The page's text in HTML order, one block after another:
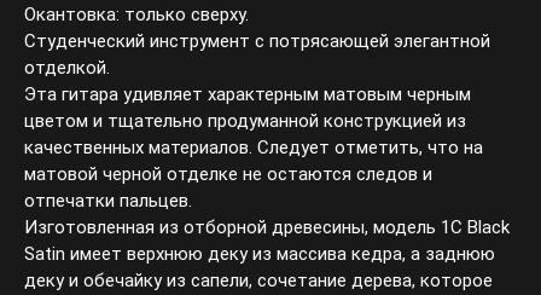
Окантовка: только сверху.
Студенческий инструмент с потрясающей элегантной
отделкой.
Эта гитара удивляет характерным матовым черным
цветом и тщательно продуманной конструкцией из
качественных материалов. Следует отметить, что на
матовой черной отделке не остаются следов и
отпечатки пальцев.
Изготовленная из отборной древесины, модель 1C Black
Satin имеет верхнюю деку из массива кедра, а заднюю
деку и обечайку из сапели, сочетание дерева, которое